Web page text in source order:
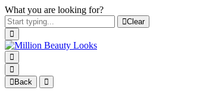
What you are looking for?
Clear
Back